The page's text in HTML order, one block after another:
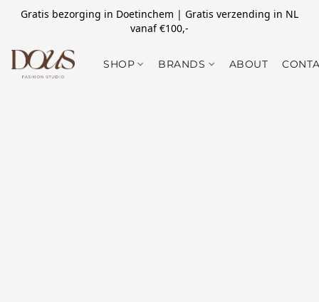
Gratis bezorging in Doetinchem | Gratis verzending in NL
vanaf €100,-
SHOP BRANDS ABOUT